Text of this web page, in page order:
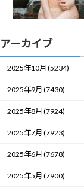
アーカイブ
2025年10月 (5234)
2025年9月 (7430)
2025年8月 (7924)
2025年7月 (7923)
2025年6月 (7678)
2025年5月 (7900)